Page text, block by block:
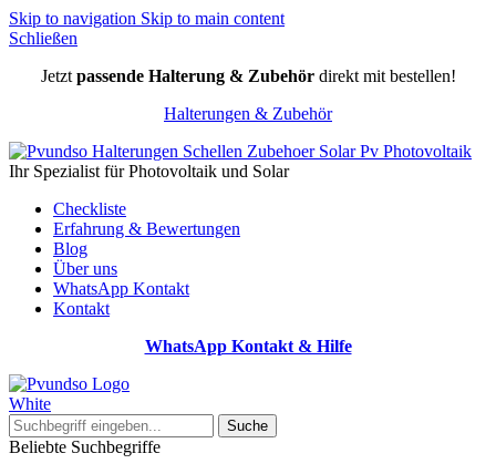
Skip to navigation Skip to main content
Schließen
Jetzt passende Halterung & Zubehördirekt mit bestellen!
Halterungen & Zubehör
Ihr Spezialist für Photovoltaik und Solar
Checkliste
Erfahrung & Bewertungen
Blog
Über uns
WhatsApp Kontakt
Kontakt
WhatsApp Kontakt & Hilfe
Suche
Beliebte Suchbegriffe